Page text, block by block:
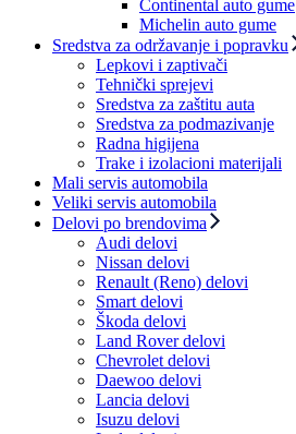
Continental auto gume
Michelin auto gume
Sredstva za održavanje i popravku
Lepkovi i zaptivači
Tehnički sprejevi
Sredstva za zaštitu auta
Sredstva za podmazivanje
Radna higijena
Trake i izolacioni materijali
Mali servis automobila
Veliki servis automobila
Delovi po brendovima
Audi delovi
Nissan delovi
Renault (Reno) delovi
Smart delovi
Škoda delovi
Land Rover delovi
Chevrolet delovi
Daewoo delovi
Lancia delovi
Isuzu delovi